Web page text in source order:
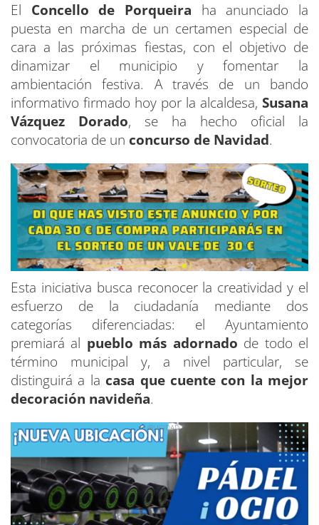
El Concello de Porqueira ha anunciado la
puesta en marcha de un certamen especial de
cara a las próximas fiestas, con el objetivo de
dinamizar el municipio y fomentar la
ambientación festiva. A través de un bando
informativo firmado hoy por la alcaldesa, Susana
Vázquez Dorado, se ha hecho oficial la
convocatoria de un concurso de Navidad.
Esta iniciativa busca reconocer la creatividad y el
esfuerzo de la ciudadanía mediante dos
categorías diferenciadas: el Ayuntamiento
premiará al pueblo más adornado de todo el
término municipal y, a nivel particular, se
distinguirá a la casa que cuente con la mejor
decoración navideña.